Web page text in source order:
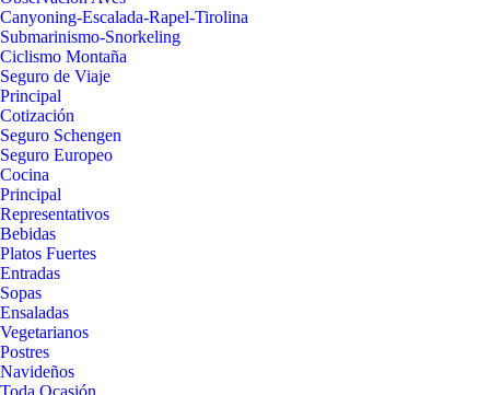
Canyoning-Escalada-Rapel-Tirolina
Submarinismo-Snorkeling
Ciclismo Montaña
Seguro de Viaje
Principal
Cotización
Seguro Schengen
Seguro Europeo
Cocina
Principal
Representativos
Bebidas
Platos Fuertes
Entradas
Sopas
Ensaladas
Vegetarianos
Postres
Navideños
Toda Ocasión